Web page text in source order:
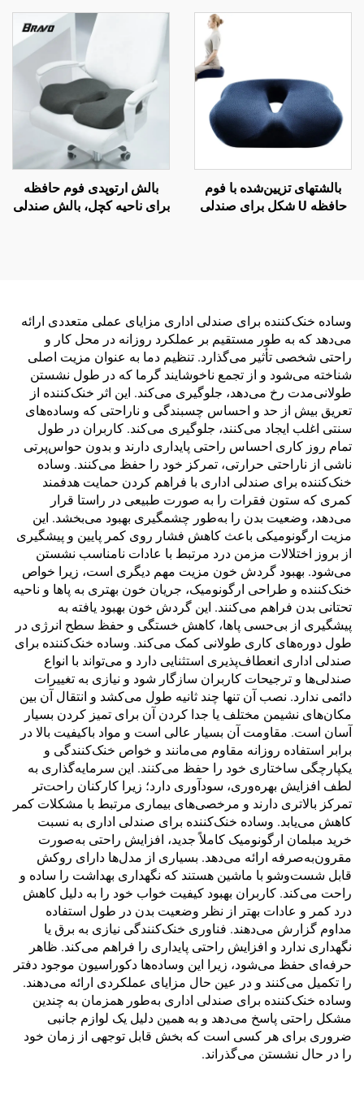
دفتر، بالش کمر B7
بالش خواب زیبایی H14
بالشتهای تزیین‌شده با فوم
حافظه U شکل برای صندلی
بالش ارتوپدی فوم حافظه
برای ناحیه کچل، بالش صندلی
وساده خنک‌کننده برای صندلی اداری مزایای عملی متعددی ارائه
می‌دهد که به طور مستقیم بر عملکرد روزانه در محل کار و
راحتی شخصی تأثیر می‌گذارد. تنظیم دما به عنوان مزیت اصلی
شناخته می‌شود و از تجمع ناخوشایند گرما که در طول نشستن
طولانی‌مدت رخ می‌دهد، جلوگیری می‌کند. این اثر خنک‌کننده از
تعریق بیش از حد و احساس چسبندگی و ناراحتی که وساده‌های
سنتی اغلب ایجاد می‌کنند، جلوگیری می‌کند. کاربران در طول
تمام روز کاری احساس راحتی پایداری دارند و بدون حواس‌پرتی
ناشی از ناراحتی حرارتی، تمرکز خود را حفظ می‌کنند. وساده
خنک‌کننده برای صندلی اداری با فراهم کردن حمایت هدفمند
کمری که ستون فقرات را به صورت طبیعی در راستا قرار
می‌دهد، وضعیت بدن را به‌طور چشمگیری بهبود می‌بخشد. این
مزیت ارگونومیکی باعث کاهش فشار روی کمر پایین و پیشگیری
از بروز اختلالات مزمن درد مرتبط با عادات نامناسب نشستن
می‌شود. بهبود گردش خون مزیت مهم دیگری است، زیرا خواص
خنک‌کننده و طراحی ارگونومیک، جریان خون بهتری به پاها و ناحیه
تحتانی بدن فراهم می‌کنند. این گردش خون بهبود یافته به
پیشگیری از بی‌حسی پاها، کاهش خستگی و حفظ سطح انرژی در
طول دوره‌های کاری طولانی کمک می‌کند. وساده خنک‌کننده برای
صندلی اداری انعطاف‌پذیری استثنایی دارد و می‌تواند با انواع
صندلی‌ها و ترجیحات کاربران سازگار شود و نیازی به تغییرات
دائمی ندارد. نصب آن تنها چند ثانیه طول می‌کشد و انتقال آن بین
مکان‌های نشیمن مختلف یا جدا کردن آن برای تمیز کردن بسیار
آسان است. مقاومت آن بسیار عالی است و مواد باکیفیت بالا در
برابر استفاده روزانه مقاوم می‌مانند و خواص خنک‌کنندگی و
یکپارچگی ساختاری خود را حفظ می‌کنند. این سرمایه‌گذاری به
لطف افزایش بهره‌وری، سودآوری دارد؛ زیرا کارکنان راحت‌تر
تمرکز بالاتری دارند و مرخصی‌های بیماری مرتبط با مشکلات کمر
کاهش می‌یابد. وساده خنک‌کننده برای صندلی اداری به نسبت
خرید مبلمان ارگونومیک کاملاً جدید، افزایش راحتی به‌صورت
مقرون‌به‌صرفه ارائه می‌دهد. بسیاری از مدل‌ها دارای روکش
قابل شست‌وشو با ماشین هستند که نگهداری بهداشت را ساده و
راحت می‌کند. کاربران بهبود کیفیت خواب خود را به دلیل کاهش
درد کمر و عادات بهتر از نظر وضعیت بدن در طول استفاده
مداوم گزارش می‌دهند. فناوری خنک‌کنندگی نیازی به برق یا
نگهداری ندارد و افزایش راحتی پایداری را فراهم می‌کند. ظاهر
حرفه‌ای حفظ می‌شود، زیرا این وساده‌ها دکوراسیون موجود دفتر
را تکمیل می‌کنند و در عین حال مزایای عملکردی ارائه می‌دهند.
وساده خنک‌کننده برای صندلی اداری به‌طور همزمان به چندین
مشکل راحتی پاسخ می‌دهد و به همین دلیل یک لوازم جانبی
ضروری برای هر کسی است که بخش قابل توجهی از زمان خود
را در حال نشستن می‌گذراند.